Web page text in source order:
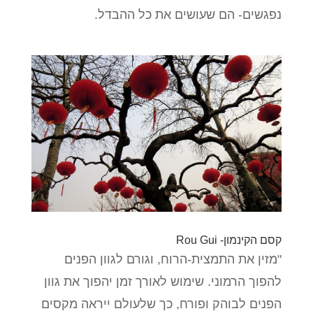
נפגשים- הם שעושים את כל ההבדל.
קסם הקינמון- Rou Gui
"מזין את התמצית-הרוח, וגורם לגוון הפנים
להפוך הרמוני. שימוש לאורך זמן יהפוך את גוון
הפנים לבוהק ופורח, כך שלעולם ייראה מקסים